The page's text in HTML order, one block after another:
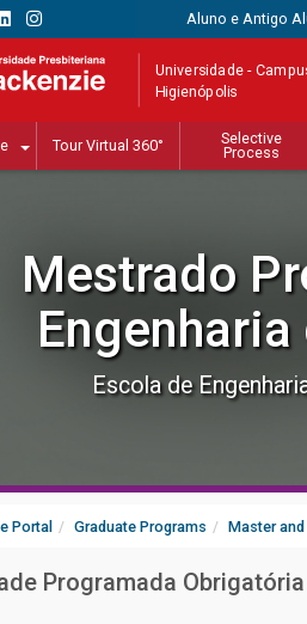
Aluno e Antigo
Universidade -
Higienópolis
Tour Virtual 360°
Selective
Process
Mestrado
Escola de
Portal Graduate Programs Master
Programada Obrigatória